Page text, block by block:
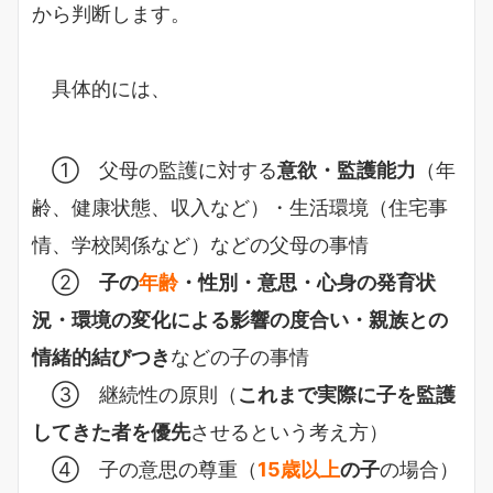
から判断します。
具体的には、
① 父母の監護に対する意欲・監護能力 （年
齢、健康状態、収入など）・生活環境（住宅事
情、学校関係など）などの父母の事情
② 子の年齢・性別・意思・心身の発育状
況・環境の変化による影響の度合い・親族との
情緒的結びつきなどの子の事情
③ 継続性の原則（ これまで実際に子を監護
してきた者を優先させるという考え方）
④ 子の意思の尊重（15歳以上の子の場合）